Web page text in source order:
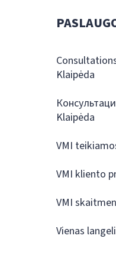
Klaipėda
Klaipėda
VMI
VMI kliento
VMI
Vienas